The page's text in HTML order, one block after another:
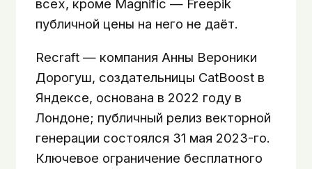
всех, кроме Magnific — Freepik
публичной цены на него не даёт.
Recraft — компания Анны Вероники
Дорогуш, создательницы CatBoost в
Яндексе, основана в 2022 году в
Лондоне; публичный релиз векторной
генерации состоялся 31 мая 2023-го.
Ключевое ограничение бесплатного